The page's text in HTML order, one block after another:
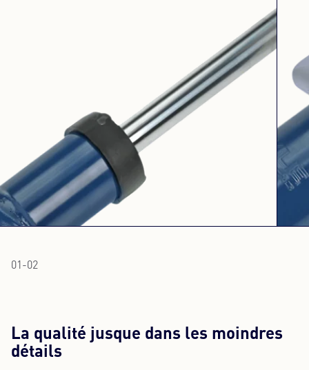
01 -02
La qualité jusque dans les moindres
détails